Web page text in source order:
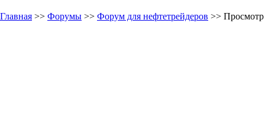
Главная >> Форумы >> Форум для нефтетрейдеров >>